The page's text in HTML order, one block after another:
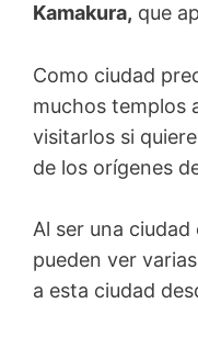
Kamakura, que
Como ciudad
muchos templos
visitarlos si
de los orígenes
Al ser una
pueden ver
a esta ciudad